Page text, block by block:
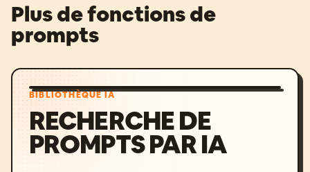
Plus de fonctions de
prompts
BIBLIOTHÈQUE IA
RECHERCHE DE
PROMPTS PAR IA